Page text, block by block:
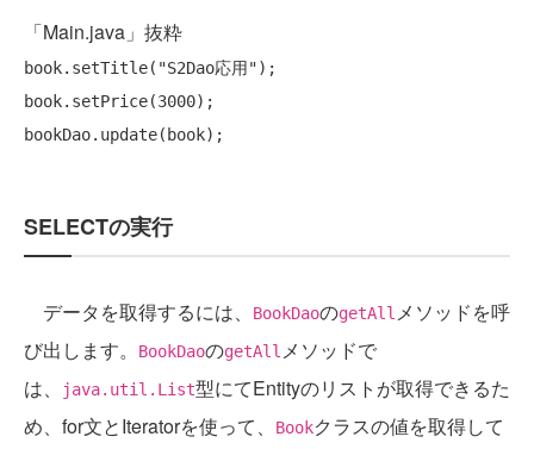
「Main.java」抜粋
book.setTitle( "S2Dao応用");
book.setPrice(3000);
SELECTの実行
データを取得するには、 BookDaoのgetAllメソッドを呼
び出します。
BookDaoのgetAllメソッドで
は、
java.util.List型にてEntityのリストが取得できるた
め、for文とIteratorを使って、
Bookクラスの値を取得して